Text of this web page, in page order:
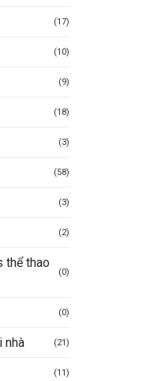
(17)
(10)
(9)
(18)
(3)
(58)
(3)
(2)
thể thao
(0)
(0)
nhà (21)
(11)